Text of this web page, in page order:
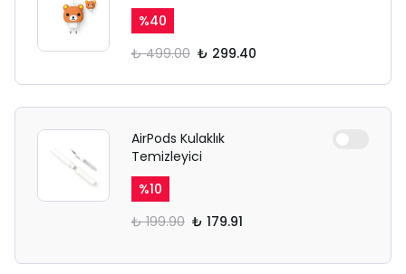
%40
₺ 499.00 ₺ 299.40
AirPods Kulaklık
Temizleyici
%10
₺ 199.90 ₺ 179.91